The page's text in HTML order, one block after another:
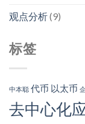
观点分析(9)
标签
中本聪 代币 以太币
去中心化